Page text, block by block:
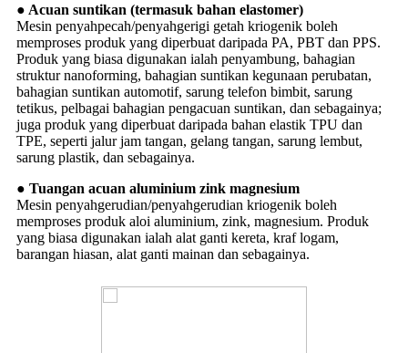
● Acuan suntikan (termasuk bahan elastomer)
Mesin penyahpecah/penyahgerigi getah kriogenik boleh
memproses produk yang diperbuat daripada PA, PBT dan PPS.
Produk yang biasa digunakan ialah penyambung, bahagian
struktur nanoforming, bahagian suntikan kegunaan perubatan,
bahagian suntikan automotif, sarung telefon bimbit, sarung
tetikus, pelbagai bahagian pengacuan suntikan, dan sebagainya;
juga produk yang diperbuat daripada bahan elastik TPU dan
TPE, seperti jalur jam tangan, gelang tangan, sarung lembut,
sarung plastik, dan sebagainya.
● Tuangan acuan aluminium zink magnesium
Mesin penyahgerudian/penyahgerudian kriogenik boleh
memproses produk aloi aluminium, zink, magnesium. Produk
yang biasa digunakan ialah alat ganti kereta, kraf logam,
barangan hiasan, alat ganti mainan dan sebagainya.